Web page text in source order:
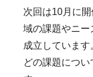
次回は10月に
域の課題やニ
成立していま
どの課題につ